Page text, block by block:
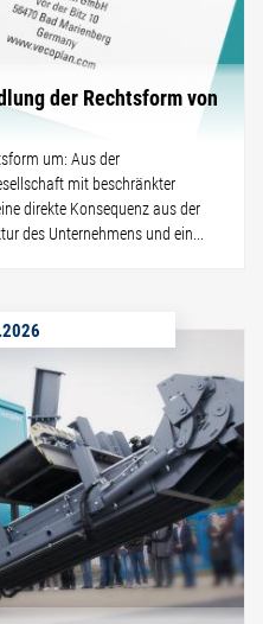
der Rechtsform von
um: Aus der
mit beschränkter
direkte Konsequenz aus der
des Unternehmens und ein...